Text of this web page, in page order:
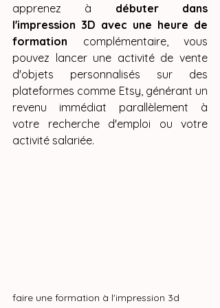
apprenez à débuter dans
l'impression 3D avec une heure de
formation complémentaire, vous
pouvez lancer une activité de vente
d'objets personnalisés sur des
plateformes comme Etsy, générant un
revenu immédiat parallèlement à
votre recherche d'emploi ou votre
activité salariée.
faire une formation à l'impression 3d